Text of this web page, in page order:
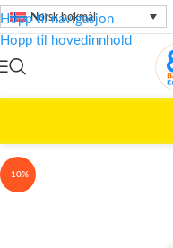
Hopp til navigasjon
Hopp til hovedinnhold
Norsk bokmål
-10%